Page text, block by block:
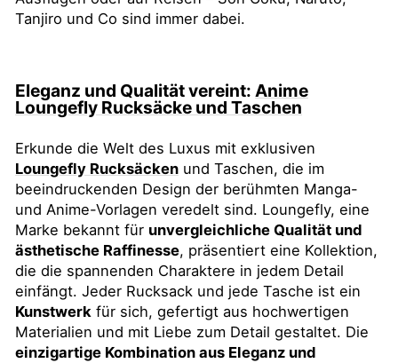
Tanjiro und Co sind immer dabei.
Eleganz und Qualität vereint: Anime
Loungefly Rucksäcke und Taschen
Erkunde die Welt des Luxus mit exklusiven
Loungefly Rucksäcken und Taschen, die im
beeindruckenden Design der berühmten Manga-
und Anime-Vorlagen veredelt sind. Loungefly, eine
Marke bekannt für unvergleichliche Qualität und
ästhetische Raffinesse, präsentiert eine Kollektion,
die die spannenden Charaktere in jedem Detail
einfängt. Jeder Rucksack und jede Tasche ist ein
Kunstwerk für sich, gefertigt aus hochwertigen
Materialien und mit Liebe zum Detail gestaltet. Die
einzigartige Kombination aus Eleganz und